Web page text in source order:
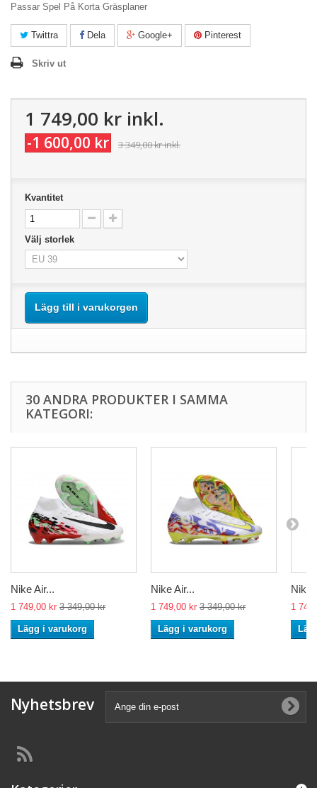
Passar Spel På Korta Gräsplaner
Twittra Dela Google+ Pinterest
Skriv ut
1 749,00 kr inkl.
-1 600,00 kr 3 349,00 krinkl.
Kvantitet
Välj storlek
Lägg till i varukorgen
30 ANDRA PRODUKTER I SAMMA
KATEGORI:
Nike Air...
1 749,00 kr 3 349,00 kr
Lägg i varukorg
Nike Air...
1 749,00 kr 3 349,00 kr
Lägg i varukorg
Nike
1
Nyhetsbrev